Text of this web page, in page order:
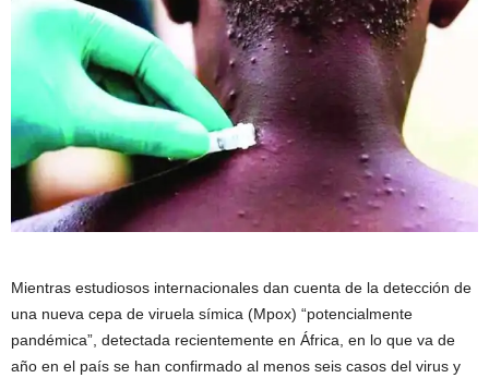
Mientras estudiosos internacionales dan cuenta de la detección de
una nueva cepa de viruela símica (Mpox) “potencialmente
pandémica”, detectada recientemente en África, en lo que va de
año en el país se han confirmado al menos seis casos del virus y